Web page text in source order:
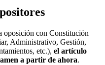
oposición con Constitución
Administrativo, Gestión,
etc.), el artículo
a partir de ahora.